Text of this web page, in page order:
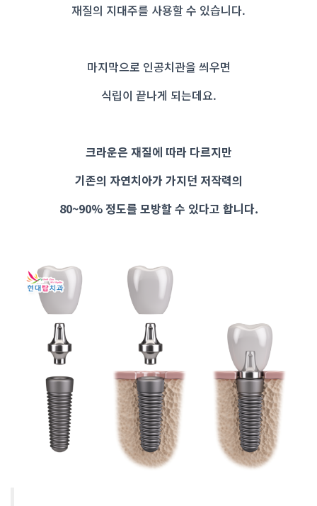
재질의 지대주를 사용할 수 있습니다.
마지막으로 인공치관을 씌우면
식립이 끝나게 되는데요.
크라운은 재질에 따라 다르지만
기존의 자연치아가 가지던 저작력의
80~90% 정도를 모방할 수 있다고 합니다.